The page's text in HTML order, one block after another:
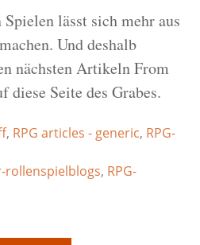
lässt sich mehr aus
Und deshalb
nächsten Artikeln From
diese Seite des Grabes.
, RPG articles - generic, RPG-
rollenspielblogs, RPG-